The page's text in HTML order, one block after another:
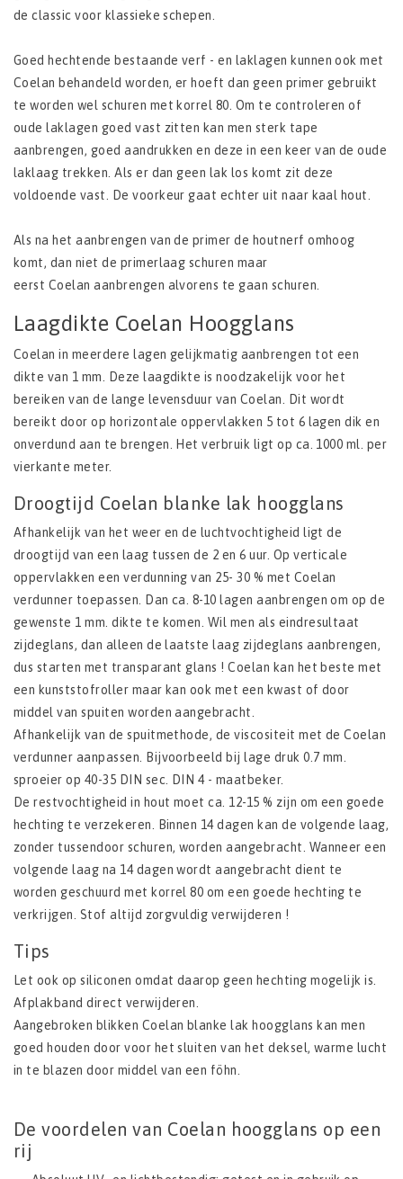
de classic voor klassieke schepen.
Goed hechtende bestaande verf - en laklagen kunnen ook met
Coelan behandeld worden, er hoeft dan geen primer gebruikt
te worden wel schuren met korrel 80. Om te controleren of
oude laklagen goed vast zitten kan men sterk tape
aanbrengen, goed aandrukken en deze in een keer van de oude
laklaag trekken. Als er dan geen lak los komt zit deze
voldoende vast. De voorkeur gaat echter uit naar kaal hout.
Als na het aanbrengen van de primer de houtnerf omhoog
komt, dan niet de primerlaag schuren maar
eerst Coelan aanbrengen alvorens te gaan schuren.
Laagdikte Coelan Hoogglans
Coelan in meerdere lagen gelijkmatig aanbrengen tot een
dikte van 1 mm. Deze laagdikte is noodzakelijk voor het
bereiken van de lange levensduur van Coelan. Dit wordt
bereikt door op horizontale oppervlakken 5 tot 6 lagen dik en
onverdund aan te brengen. Het verbruik ligt op ca. 1000 ml. per
vierkante meter.
Droogtijd Coelan blanke lak hoogglans
Afhankelijk van het weer en de luchtvochtigheid ligt de
droogtijd van een laag tussen de 2 en 6 uur. Op verticale
oppervlakken een verdunning van 25- 30 % met Coelan
verdunner toepassen. Dan ca. 8-10 lagen aanbrengen om op de
gewenste 1 mm. dikte te komen. Wil men als eindresultaat
zijdeglans, dan alleen de laatste laag zijdeglans aanbrengen,
dus starten met transparant glans ! Coelan kan het beste met
een kunststofroller maar kan ook met een kwast of door
middel van spuiten worden aangebracht.
Afhankelijk van de spuitmethode, de viscositeit met de Coelan
verdunner aanpassen. Bijvoorbeeld bij lage druk 0.7 mm.
sproeier op 40-35 DIN sec. DIN 4 - maatbeker.
De restvochtigheid in hout moet ca. 12-15 % zijn om een goede
hechting te verzekeren. Binnen 14 dagen kan de volgende laag,
zonder tussendoor schuren, worden aangebracht. Wanneer een
volgende laag na 14 dagen wordt aangebracht dient te
worden geschuurd met korrel 80 om een goede hechting te
verkrijgen. Stof altijd zorgvuldig verwijderen !
Tips
Let ook op siliconen omdat daarop geen hechting mogelijk is.
Afplakband direct verwijderen.
Aangebroken blikken Coelan blanke lak hoogglans kan men
goed houden door voor het sluiten van het deksel, warme lucht
in te blazen door middel van een föhn.
De voordelen van Coelan hoogglans op een
rij